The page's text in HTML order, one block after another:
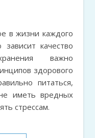
качество
важно
здорового
питаться,
иметь вредных
стрессам.